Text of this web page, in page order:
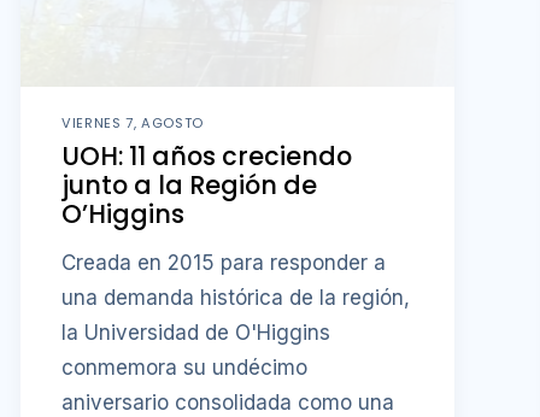
VIERNES 7, AGOSTO
UOH: 11 años creciendo
junto a la Región de
O’Higgins
Creada en 2015 para responder a
una demanda histórica de la región,
la Universidad de O'Higgins
conmemora su undécimo
aniversario consolidada como una